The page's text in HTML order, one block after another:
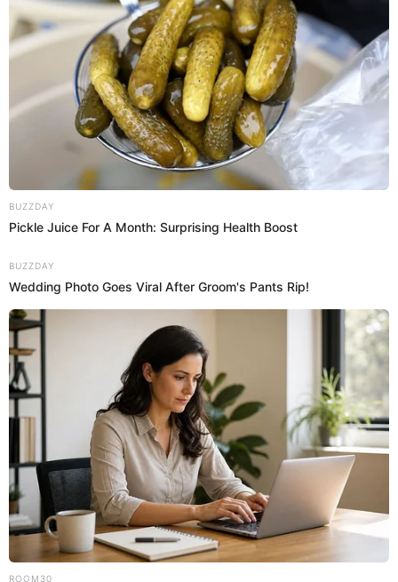
Según explicó, su prioridad no es tanto volver a ser madre
por sí misma, sino permitir que su pequeño crezca con un
compañero de vida.“Quiero que mi hijo tenga a su partner,
alguien con quien compartir y crecer”, comentó. Pese a que
en un inicio había conversado con su esposo sobre la idea
parece haber cambiado los planes.
Periodista especializada en espectáculos nacionales e
internacionales. Licenciada de la Universidad Privada del
Norte. Redactor en El Popular. Interesada en temas
relacionados al entretenimiento, cultura, redes sociales, cine